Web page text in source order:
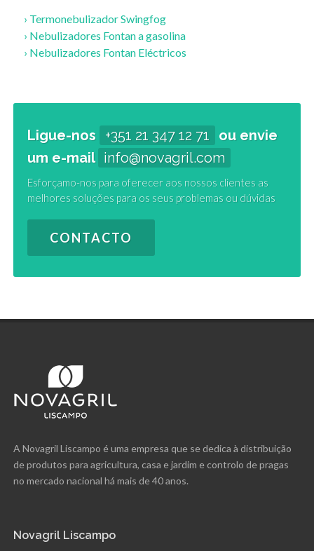
› Termonebulizador Swingfog
› Nebulizadores Fontan a gasolina
› Nebulizadores Fontan Eléctricos
Ligue-nos +351 21 347 12 71
ou envie
um e-mail info@novagril.com
Esforçamo-nos para oferecer aos nossos clientes as
melhores soluções para os seus problemas ou dúvidas
CONTACTO
A Novagril Liscampo é uma empresa que se dedica à distribuição
de produtos para agricultura, casa e jardim e controlo de pragas
no mercado nacional há mais de 40 anos.
Novagril Liscampo